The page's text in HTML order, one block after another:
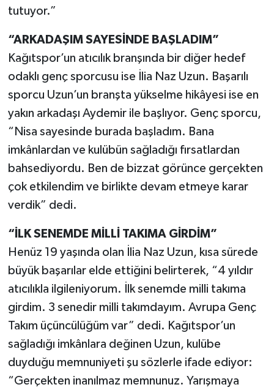
tutuyor.”
“ARKADAŞIM SAYESİNDE BAŞLADIM”
Kağıtspor’un atıcılık branşında bir diğer hedef
odaklı genç sporcusu ise İlia Naz Uzun. Başarılı
sporcu Uzun’un branşta yükselme hikâyesi ise en
yakın arkadaşı Aydemir ile başlıyor. Genç sporcu,
“Nisa sayesinde burada başladım. Bana
imkânlardan ve kulübün sağladığı fırsatlardan
bahsediyordu. Ben de bizzat görünce gerçekten
çok etkilendim ve birlikte devam etmeye karar
verdik” dedi.
“İLK SENEMDE MİLLİ TAKIMA GİRDİM”
Henüz 19 yaşında olan İlia Naz Uzun, kısa sürede
büyük başarılar elde ettiğini belirterek, “4 yıldır
atıcılıkla ilgileniyorum. İlk senemde milli takıma
girdim. 3 senedir milli takımdayım. Avrupa Genç
Takım üçüncülüğüm var” dedi. Kağıtspor’un
sağladığı imkânlara değinen Uzun, kulübe
duyduğu memnuniyeti şu sözlerle ifade ediyor:
“Gerçekten inanılmaz memnunuz. Yarışmaya